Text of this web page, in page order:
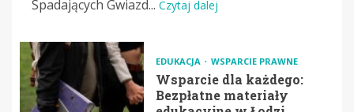
Spadających Gwiazd... Czytaj dalej
EDUKACJA WSPARCIE PRAWNE
Wsparcie dla każdego:
Bezpłatne materiały